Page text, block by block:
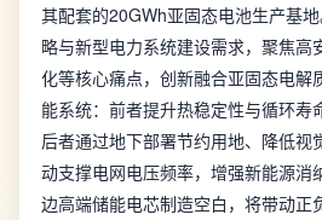
其配套的20GWh亚固态电池生产基
略与新型电力系统建设需求，聚焦高
化等核心痛点，创新融合亚固态电解
能系统：前者提升热稳定性与循环寿
后者通过地下部署节约用地、降低视
动支撑电网电压频率，增强新能源消
边高端储能电芯制造空白，将带动正